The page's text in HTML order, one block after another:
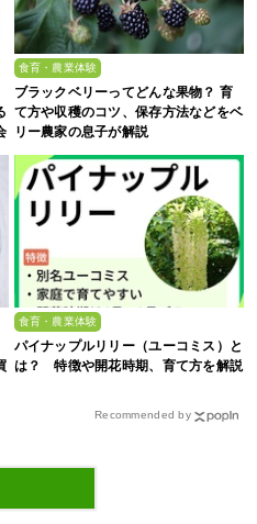
食育・農業体験
ブラックベリーってどんな果物？ 育
て方や収穫のコツ、保存方法などをベ
リー農家の息子が解説
食育・農業体験
パイナップルリリー（ユーコミス）と
は？ 特徴や開花時期、育て方を解説
Recommended by